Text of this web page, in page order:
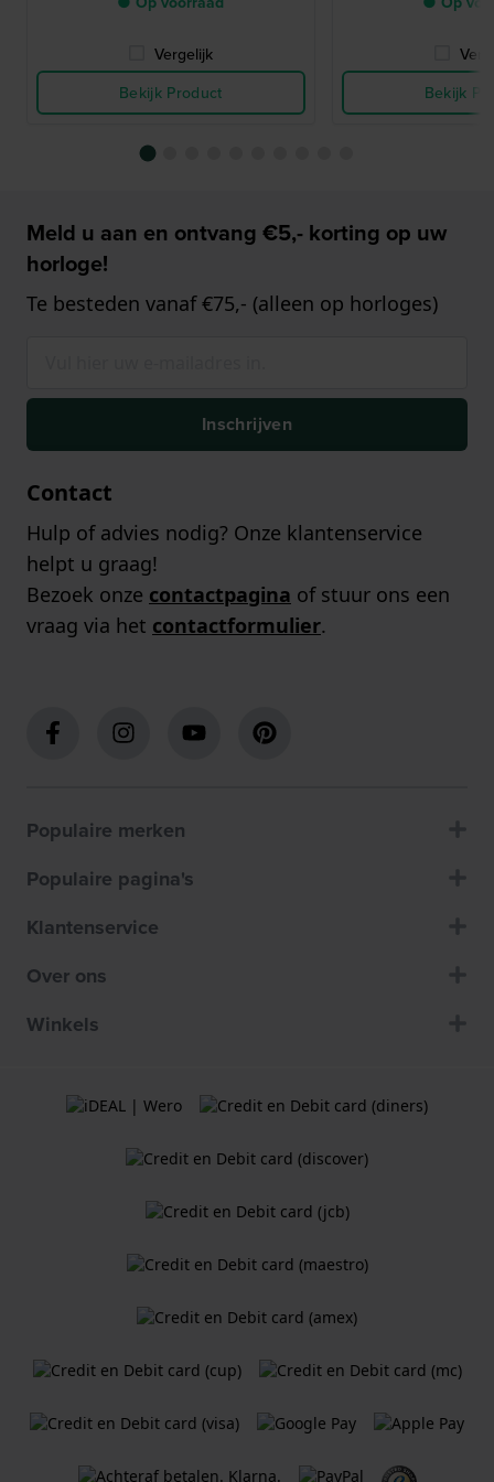
Vergelijk
Bekijk Product
Bekijk
Meld u aan en ontvang €5,- korting op uw
horloge!
Te besteden vanaf €75,- (alleen op horloges)
Inschrijven
Contact
Hulp of advies nodig? Onze klantenservice
helpt u graag!
Bezoek onze contactpagina of stuur ons een
vraag via het contactformulier.
Populaire merken
Populaire pagina's
Klantenservice
Over ons
Winkels